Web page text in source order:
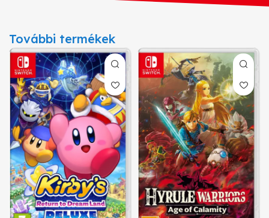
További termékek